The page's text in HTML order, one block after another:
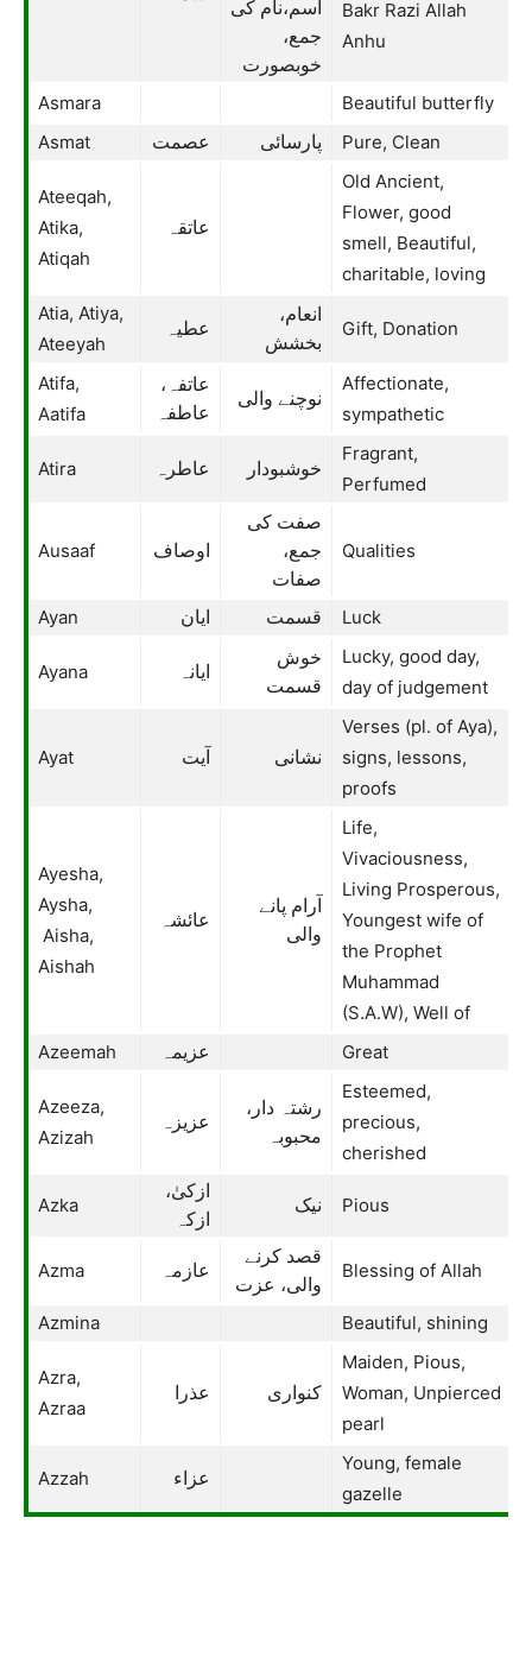
اسم،نام کی
جمع،
خوبصورت
Bakr Razi Allah
Anhu
Asmara
Beautiful butterfly
Asmat
عصمت پارسائی Pure, Clean
Ateeqah,
Atika,
Atiqah
عاتقہ
Old Ancient,
Flower, good
smell, Beautiful,
charitable, loving
Atia, Atiya,
Ateeyah
عطیہ
انعام،
بخشش
Gift, Donation
Atifa,
Aatifa
عاتفہ،
عاطفہ
نوچنے والی
Affectionate,
sympathetic
Atira عاطرہ خوشبودار
Fragrant,
Perfumed
Ausaaf اوصاف
صفت کی
جمع،
صفات
Qualities
Ayan ایان قسمت Luck
Ayana ایانہ
خوش
قسمت
Lucky, good day,
day of judgement
Ayat آیت نشانی
Verses (pl. of Aya),
signs, lessons,
proofs
Ayesha,
Aysha,
Aisha,
Aishah
عائشہ
آرام پانے
والی
Life,
Vivaciousness,
Living Prosperous,
Youngest wife of
the Prophet
Muhammad
(S.A.W), Well of
Azeemah
عزیمہ Great
Azeeza,
Azizah
عزیزہ
رشتہ دار،
محبوبہ
Esteemed,
precious,
cherished
Azka
ازکیٰ،
ازکہ
نیک Pious
Azma عازمہ
قصد کرنے
والی، عزت
Blessing of Allah
Azmina Beautiful, shining
Azra,
Azraa
عذرا کنواری
Maiden, Pious,
Woman, Unpierced
pearl
Azzah عزاء
Young, female
gazelle